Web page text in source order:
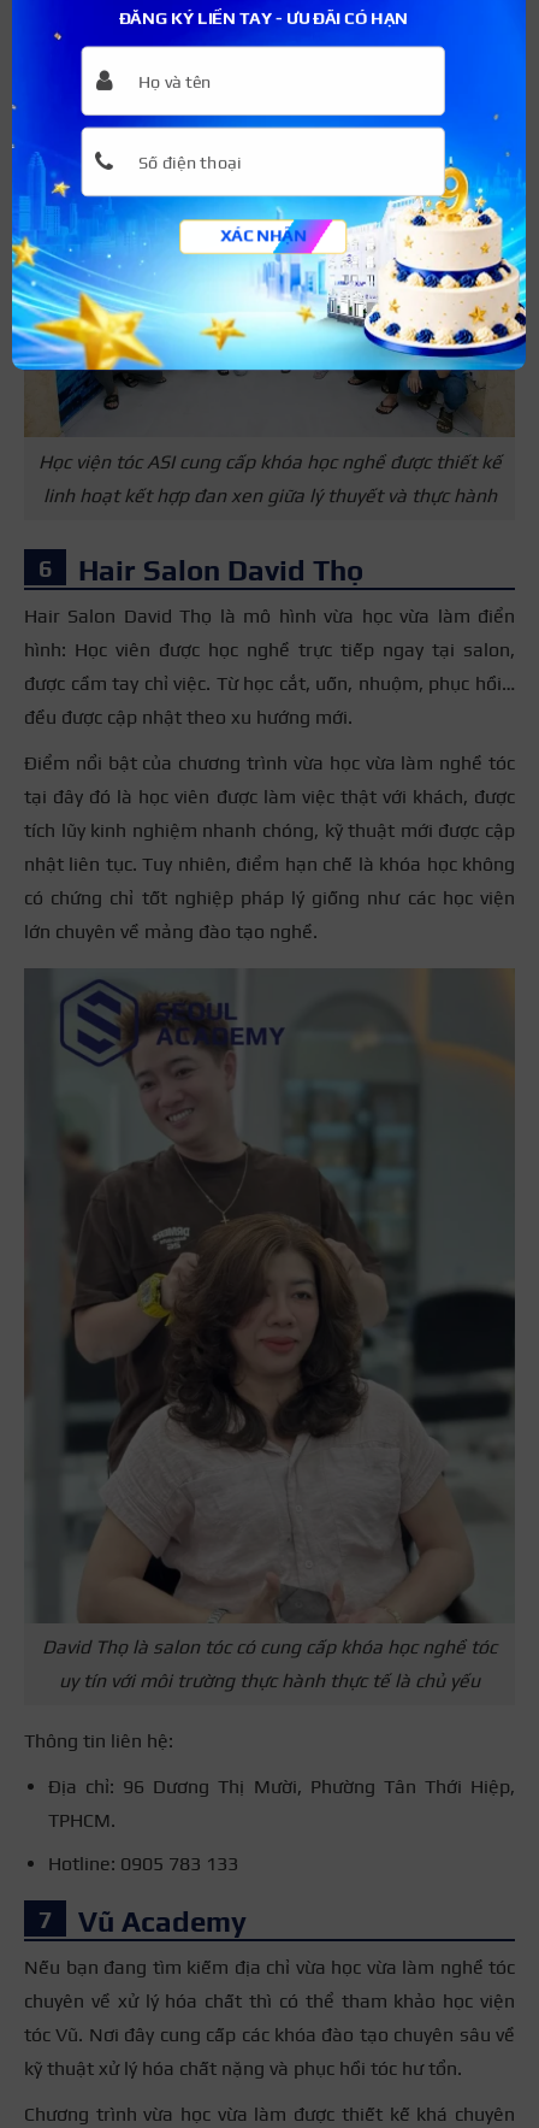
TPHCM.
Hotline: 039 511 28888
Học viện tóc ASI cung cấp khóa học nghề được thiết kế
linh hoạt kết hợp đan xen giữa lý thuyết và thực hành
Hair Salon David Thọ
Hair Salon David Thọ là mô hình vừa học vừa làm điển
hình: Học viên được học nghề trực tiếp ngay tại salon,
được cầm tay chỉ việc. Từ học cắt, uốn, nhuộm, phục hồi…
đều được cập nhật theo xu hướng mới.
Điểm nổi bật của chương trình vừa học vừa làm nghề tóc
tại đây đó là học viên được làm việc thật với khách, được
tích lũy kinh nghiệm nhanh chóng, kỹ thuật mới được cập
nhật liên tục. Tuy nhiên, điểm hạn chế là khóa học không
có chứng chỉ tốt nghiệp pháp lý giống như các học viện
lớn chuyên về mảng đào tạo nghề.
David Thọ là salon tóc có cung cấp khóa học nghề tóc
uy tín với môi trường thực hành thực tế là chủ yếu
Thông tin liên hệ:
Địa chỉ: 96 Dương Thị Mười, Phường Tân Thới Hiệp,
TPHCM.
Hotline: 0905 783 133
Vũ Academy
Nếu bạn đang tìm kiếm địa chỉ vừa học vừa làm nghề tóc
chuyên về xử lý hóa chất thì có thể tham khảo học viện
tóc Vũ. Nơi đây cung cấp các khóa đào tạo chuyên sâu về
kỹ thuật xử lý hóa chất nặng và phục hồi tóc hư tổn.
Chương trình vừa học vừa làm được thiết kế khá chuyên
ĐĂNG KÝ LIỀN TAY - ƯU ĐÃI CÓ HẠN
XÁC NHẬN